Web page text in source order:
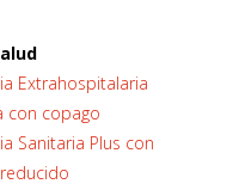
Extrahospitalaria
con copago
Sanitaria Plus con